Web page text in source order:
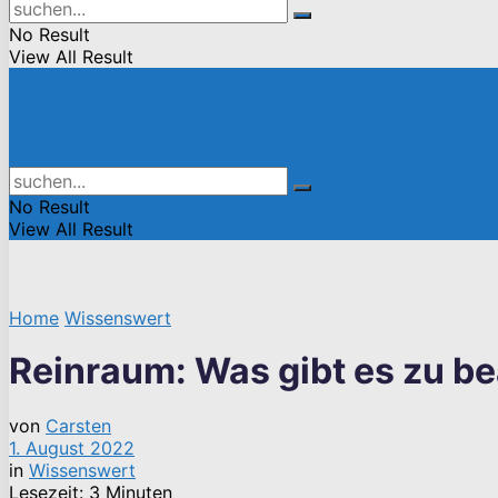
No Result
View All Result
No Result
View All Result
Home Wissenswert
Reinraum: Was gibt es zu
von Carsten
1. August 2022
in Wissenswert
Lesezeit: 3 Minuten